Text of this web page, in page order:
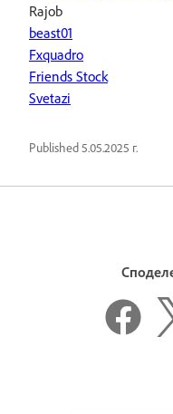
Rajob
beast01
Fxquadro
Friends Stock
Svetazi
Published5.05.2025 г.